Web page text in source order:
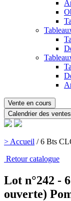
Vente en cours
Calendrier des ventes
> Accueil /6 Bts
Retour catalogue
Lot n°242 -
ouverte)